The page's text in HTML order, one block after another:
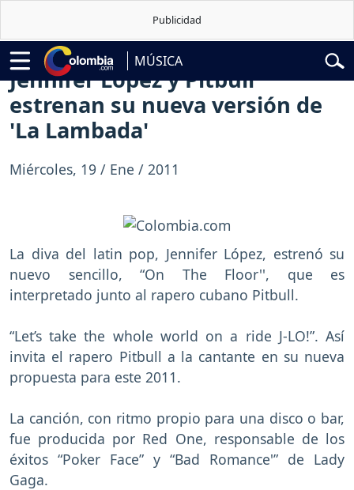
MÚSICA
de la Espriella Vuelta a Colombia
Jennifer López y Pitbull
estrenan su nueva versión de
'La Lambada'
Miércoles, 19 / Ene / 2011
La diva del latin pop, Jennifer López, estrenó su
nuevo sencillo, “On The Floor'', que es
interpretado junto al rapero cubano Pitbull.
“Let’s take the whole world on a ride J-LO!”. Así
invita el rapero Pitbull a la cantante en su nueva
propuesta para este 2011.
La canción, con ritmo propio para una disco o bar,
fue producida por Red One, responsable de los
éxitos “Poker Face” y “Bad Romance'” de Lady
Gaga.